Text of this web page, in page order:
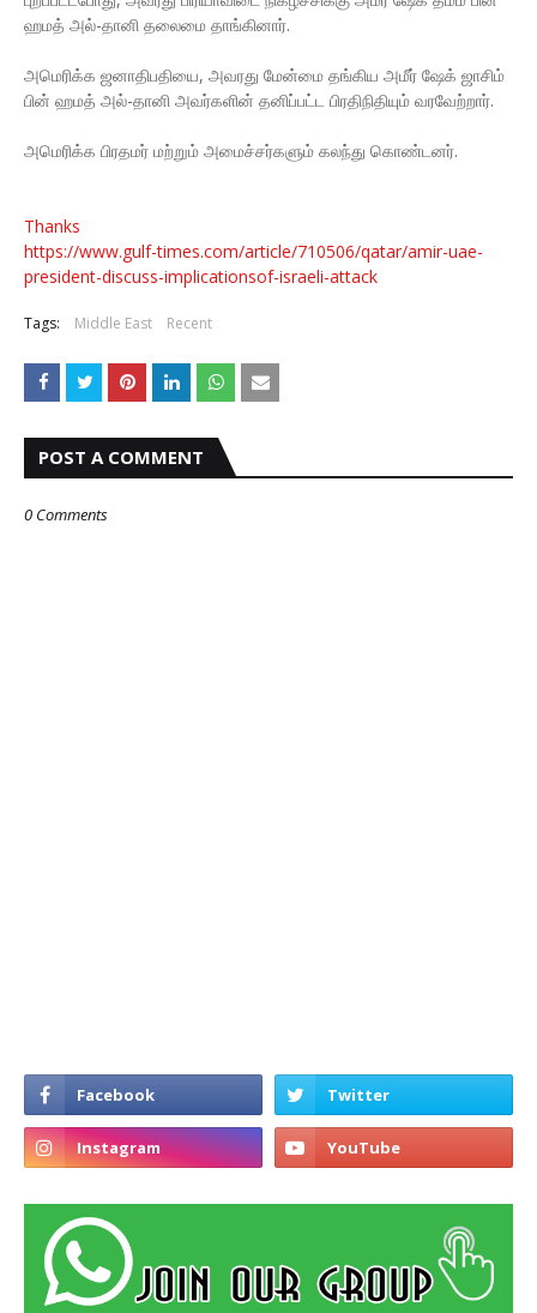
ஹமத் அல்-தானி தலைமை தாங்கினார்.
அமெரிக்க ஜனாதிபதியை, அவரது மேன்மை தங்கிய அமீர் ஷேக் ஜாசிம்
பின் ஹமத் அல்-தானி அவர்களின் தனிப்பட்ட பிரதிநிதியும் வரவேற்றார்.
அமெரிக்க பிரதமர் மற்றும் அமைச்சர்களும் கலந்து கொண்டனர்.
Thanks
https://www.gulf-times.com/article/710506/qatar/amir-uae-
president-discuss-implicationsof-israeli-attack
Tags: Middle East Recent
POST A COMMENT
0 Comments